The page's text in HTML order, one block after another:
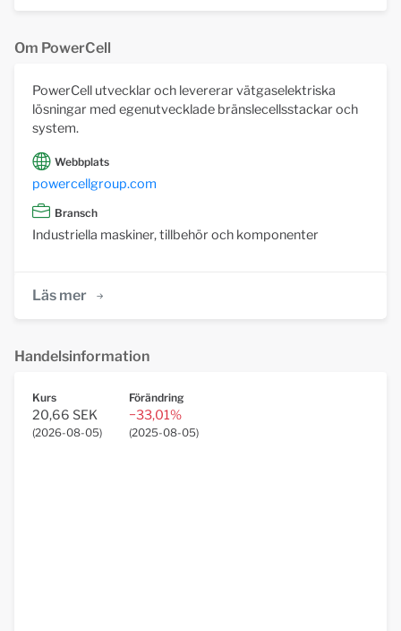
Om PowerCell
PowerCell utvecklar och levererar vätgaselektriska
lösningar med egenutvecklade bränslecellsstackar och
system.
Webbplats
powercellgroup.com
Bransch
Industriella maskiner, tillbehör och komponenter
Läs mer
Handelsinformation
Kurs
20,66 SEK
(2026-08-05)
Förändring
−33,01%
(2025-08-05)